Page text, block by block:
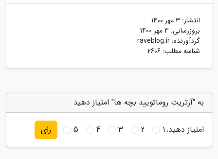
انتشار: 3 مهر 1400
بروزرسانی: 3 مهر 1400
گردآورنده: raveblog.ir
شناسه مطلب: 2606
به "آرتریت روماتویید بچه ها" امتیاز دهید
امتیاز دهید:1
2
3
4
5 رای